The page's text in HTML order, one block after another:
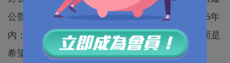
公營房屋，將提供3.5萬伙，能縮短公屋輪候冊至5年
內；又強調政府非有意「大搞」郊野公園邊陲，而是
希望逐塊土地審視可行性。